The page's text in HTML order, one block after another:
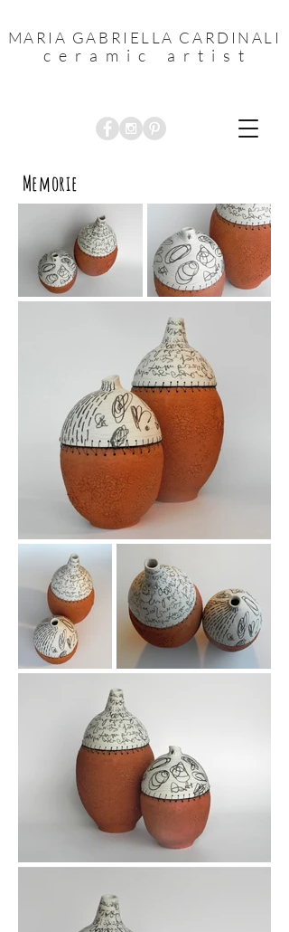
MARIA GABRIELLA CARDINALI
c e r a m i c a r t i s t
Memorie